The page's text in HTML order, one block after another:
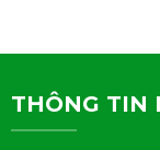
THÔNG TIN